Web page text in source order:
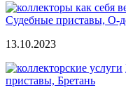
Судебные приставы, О-
13.10.2023
приставы, Бретань